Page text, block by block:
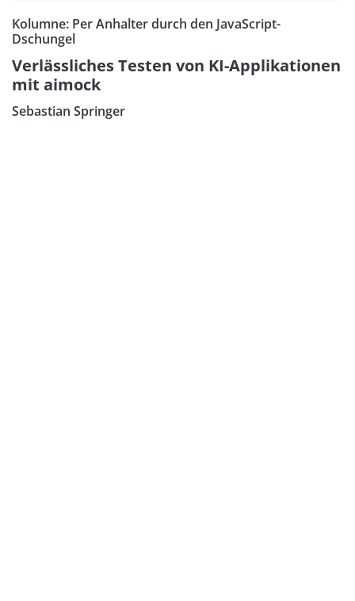
Kolumne: Per Anhalter durch den JavaScript-
Dschungel
Verlässliches Testen von KI-Applikationen
mit aimock
Sebastian Springer